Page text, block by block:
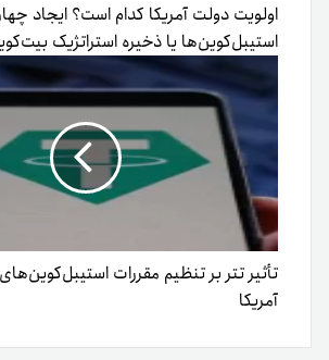
اولویت دولت آمریکا کدام است؟ ایجاد
استیبل‌کوین‌ها یا ذخیره استراتژیک
تأثیر تتر بر تنظیم مقررات
آمریکا